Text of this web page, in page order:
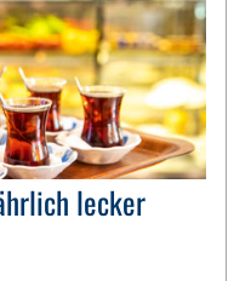
lecker